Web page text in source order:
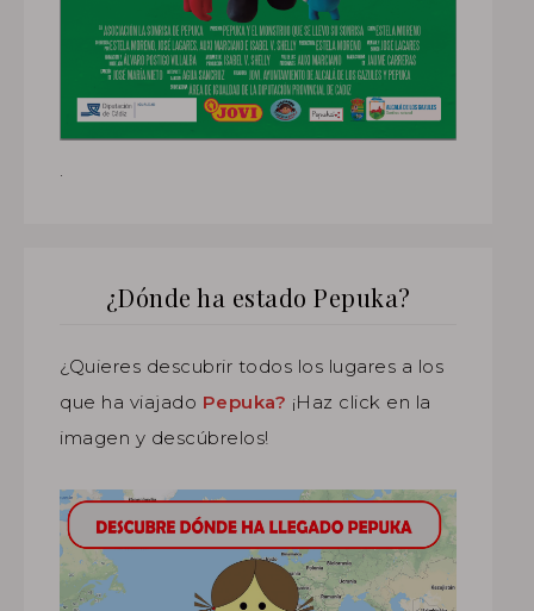
¿Dónde ha estado Pepuka?
¿Quieres descubrir todos los lugares a los
que ha viajado Pepuka? ¡Haz click en la
imagen y descúbrelos!